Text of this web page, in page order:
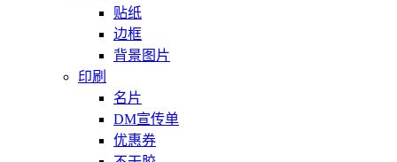
贴纸
边框
背景图片
印刷
名片
DM宣传单
优惠券